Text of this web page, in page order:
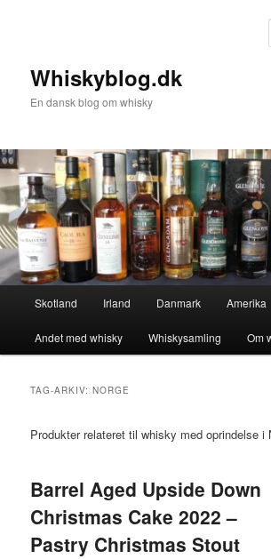
Whiskyblog.dk
En dansk blog om whisky
Skotland Irland Danmark Amerika
Andet med whisky Whiskysamling Om
TAG-ARKIV:NORGE
Produkter relateret til whisky med oprindelse i
Barrel Aged Upside Down
Christmas Cake 2022 –
Pastry Christmas Stout